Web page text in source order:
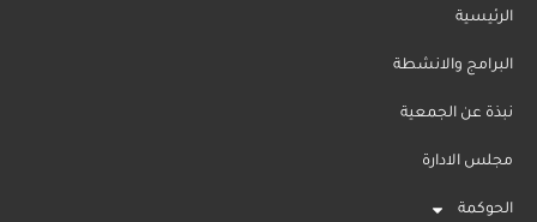
الرئيسية
البرامج والانشطة
نبذة عن الجمعية
مجلس الادارة
الحوكمة